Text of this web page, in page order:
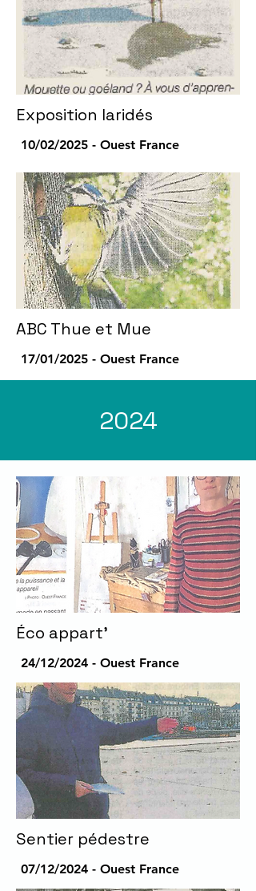
Exposition laridés
10/02/2025 - Ouest France
ABC Thue et Mue
17/01/2025 - Ouest France
2024
Éco appart'
24/12/2024 - Ouest France
Sentier pédestre
07/12/2024 - Ouest France